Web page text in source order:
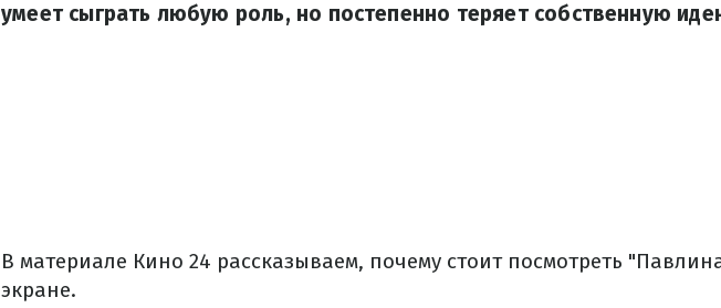
умеет сыграть любую роль, но постепенно теряет собственную
В материале Кино 24 рассказываем, почему стоит посмотреть
экране.